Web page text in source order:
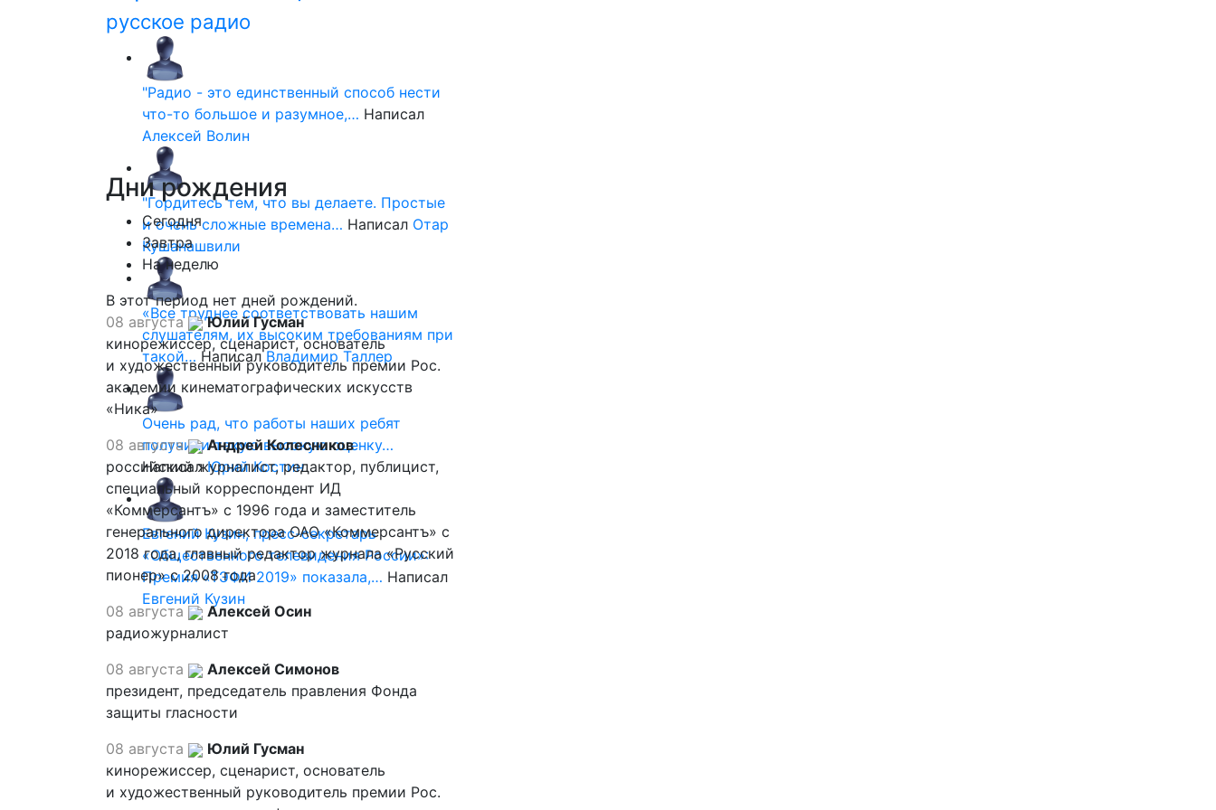
русское радио
"Радио - это единственный способ нести
что-то большое и разумное,… Написал
Алексей Волин
"Гордитесь тем, что вы делаете. Простые
и очень сложные времена… Написал Отар
Кушанашвили
«Все труднее соответствовать нашим
слушателям, их высоким требованиям при
такой… НаписалВладимир Таллер
Очень рад, что работы наших ребят
получили такую высокую оценку…
НаписалЮрий Костин
Евгений Кузин, пресс-секретарь
«Общественного телевидения России»:
Премия «ТЭФИ 2019» показала,… Написал
Евгений Кузин
Днирождения
Сегодня
Завтра
На неделю
В этот период нет дней рождений.
08 августа
Юлий Гусман
кинорежиссер, сценарист, основатель
и художественный руководитель премии Рос.
академии кинематографических искусств
«Ника»
08 августа
Андрей Колесников
российский журналист, редактор, публицист,
специальный корреспондент ИД
«Коммерсантъ» с 1996 года и заместитель
генерального директора ОАО «Коммерсантъ» с
2018 года, главный редактор журнала «Русский
пионер» с 2008 года
08 августа
Алексей Осин
радиожурналист
08 августа
Алексей Симонов
президент, председатель правления Фонда
защиты гласности
08 августа
Юлий Гусман
кинорежиссер, сценарист, основатель
и художественный руководитель премии Рос.